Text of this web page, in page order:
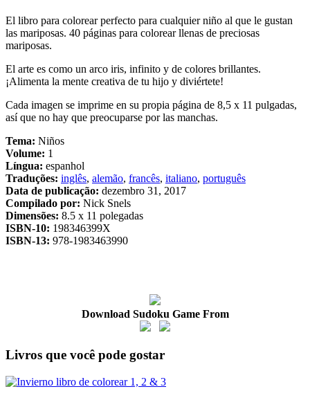
El libro para colorear perfecto para cualquier niño al que le gustan
las mariposas. 40 páginas para colorear llenas de preciosas
mariposas.
El arte es como un arco iris, infinito y de colores brillantes.
¡Alimenta la mente creativa de tu hijo y diviértete!
Cada imagen se imprime en su propia página de 8,5 x 11 pulgadas,
así que no hay que preocuparse por las manchas.
Tema: Niños
Volume: 1
Língua: espanhol
Traduções: inglês, alemão, francês, italiano, português
Data de publicação: dezembro 31, 2017
Compilado por: Nick Snels
Dimensões: 8.5 x 11 polegadas
ISBN-10: 198346399X
ISBN-13: 978-1983463990
Download Sudoku Game From
Livros que você pode gostar